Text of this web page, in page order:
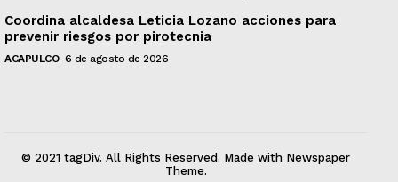
Coordina alcaldesa Leticia Lozano acciones para
prevenir riesgos por pirotecnia
ACAPULCO 6 de agosto de 2026
© 2021 tagDiv. All Rights Reserved. Made with Newspaper
Theme.